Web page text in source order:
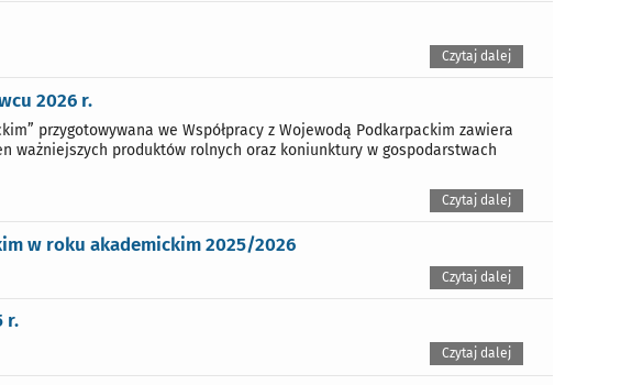
Czytaj dalej
2026 r.
przygotowywana we Współpracy z Wojewodą Podkarpackim zawiera
ważniejszych produktów rolnych oraz koniunktury w gospodarstwach
Czytaj dalej
w roku akademickim 2025/2026
Czytaj dalej
r.
Czytaj dalej